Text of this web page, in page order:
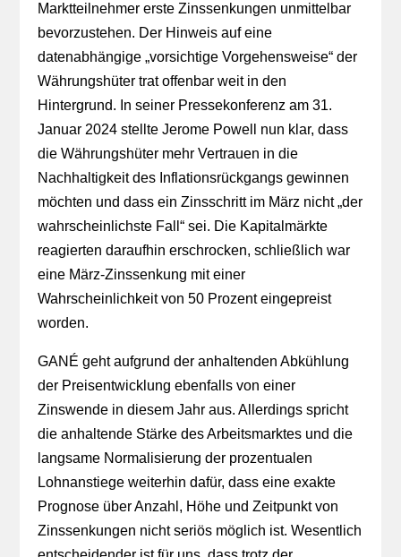
Marktteilnehmer erste Zinssenkungen unmittelbar
bevorzustehen. Der Hinweis auf eine
datenabhängige „vorsichtige Vorgehensweise“ der
Währungshüter trat offenbar weit in den
Hintergrund. In seiner Pressekonferenz am 31.
Januar 2024 stellte Jerome Powell nun klar, dass
die Währungshüter mehr Vertrauen in die
Nachhaltigkeit des Inflationsrückgangs gewinnen
möchten und dass ein Zinsschritt im März nicht „der
wahrscheinlichste Fall“ sei. Die Kapitalmärkte
reagierten daraufhin erschrocken, schließlich war
eine März-Zinssenkung mit einer
Wahrscheinlichkeit von 50 Prozent eingepreist
worden.
GANÉ geht aufgrund der anhaltenden Abkühlung
der Preisentwicklung ebenfalls von einer
Zinswende in diesem Jahr aus. Allerdings spricht
die anhaltende Stärke des Arbeitsmarktes und die
langsame Normalisierung der prozentualen
Lohnanstiege weiterhin dafür, dass eine exakte
Prognose über Anzahl, Höhe und Zeitpunkt von
Zinssenkungen nicht seriös möglich ist. Wesentlich